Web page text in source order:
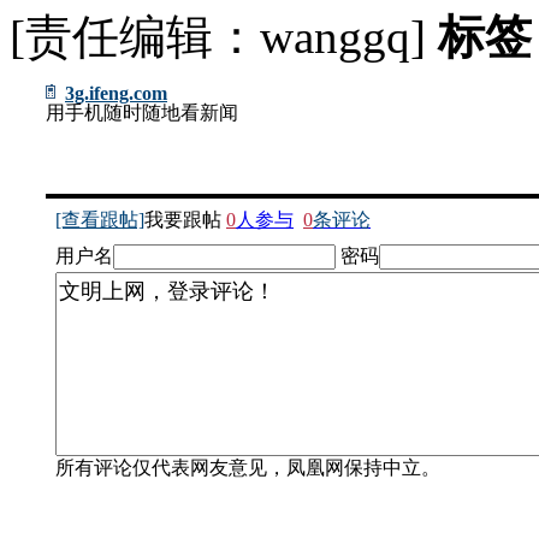
[责任编辑：wanggq]标
3g.ifeng.com
用手机随时随地看新闻
[查看跟帖]我要跟帖 0人参与 0条评论
用户名
密码
所有评论仅代表网友意见，凤凰网保持中立。